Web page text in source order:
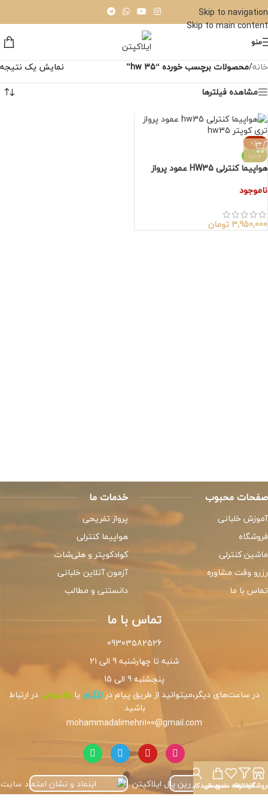
Skip to navigation
Skip to main content
منو
خانه/محصولات برچسب خورده “hw 35”
نمایش یک نتیجه
مشاهده فیلترها
ویژه
جدید
هواپیما کنترلی HW35 عمود پرواز
ناموجود
3,950,000 تومان
صفحات محبوب
آموزش خلبانی
فروشگاه
ماشین کنترلی
رزرو وقت مشاوره
تماس با ما
خدمات ما
پرواز تفریحی
هواپیما کنترلی
کوادکوپتر و هلی‌شات
آزمون آنلاین خلبانی
دانستنی و مطالب
تماس با ما
09303582526
شنبه تا چهارشنبه 9 الی 21
پنجشنبه 9 الی 15
در ساعت‌های دیگر،میتوانید از طریق پیام درتلگرام یاواتس‌اپدر ارتباط
باشید.
mohammadalimehri100@gmail.com
فیلترها
علاقه مندیسبد خرید
حساب کاربری من